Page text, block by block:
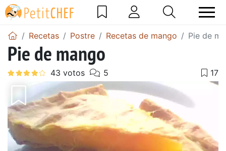
Recetas Postre Recetas de mango Pie de
Pie de mango